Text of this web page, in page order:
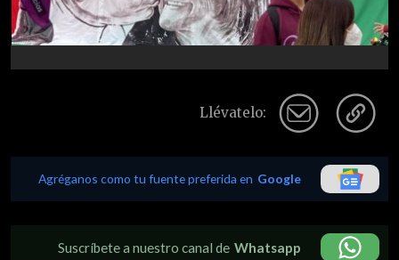
Llévatelo:
Agréganos como tu fuente preferida en Google
Suscríbete a nuestro canal de Whatsapp